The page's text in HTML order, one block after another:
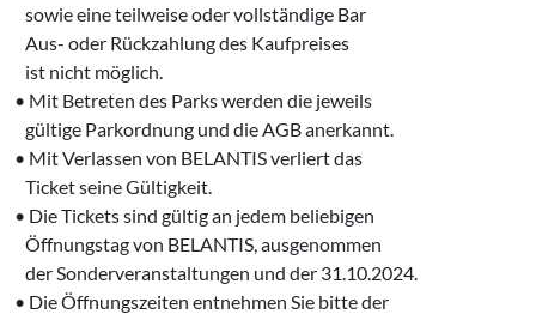
sowie eine teilweise oder vollständige Bar
Aus- oder Rückzahlung des Kaufpreises
ist nicht möglich.
• Mit Betreten des Parks werden die jeweils
gültige Parkordnung und die AGB anerkannt.
• Mit Verlassen von BELANTIS verliert das
Ticket seine Gültigkeit.
• Die Tickets sind gültig an jedem beliebigen
Öffnungstag von BELANTIS, ausgenommen
der Sonderveranstaltungen und der 31.10.2024.
• Die Öffnungszeiten entnehmen Sie bitte der